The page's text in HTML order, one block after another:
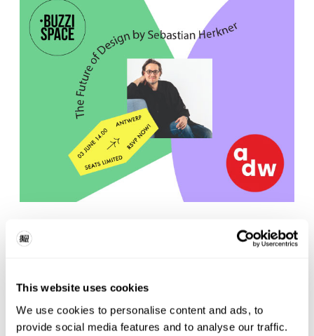
This website uses cookies
We use cookies to personalise content and ads, to
provide social media features and to analyse our traffic.